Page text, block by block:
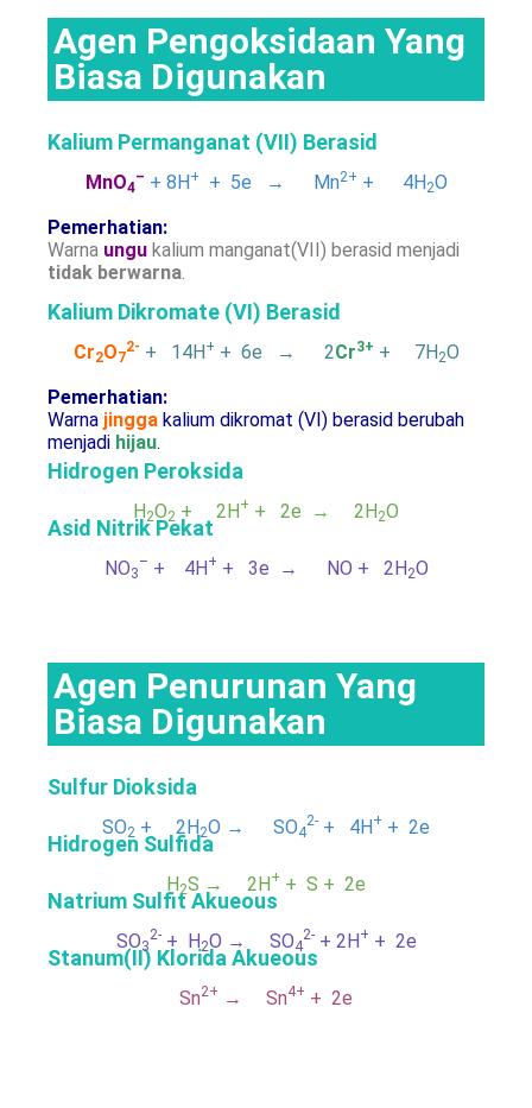
Agen Pengoksidaan Yang
Biasa Digunakan
Kalium Permanganat (VII) Berasid
MnO4
– + 8H+ + 5e → Mn2+ + 4H2O
Pemerhatian:
Warna ungu kalium manganat(VII) berasid menjadi
tidak berwarna.
Kalium Dikromate (VI) Berasid
Cr2O7
2- + 14H+ + 6e → 2Cr3+ + 7H2O
Pemerhatian:
Warna jingga kalium dikromat (VI) berasid berubah
menjadi hijau.
Hidrogen Peroksida
H2O2 + 2H+ + 2e → 2H2O
Asid Nitrik Pekat
NO3
– + 4H+ + 3e → NO + 2H2O
Agen Penurunan Yang
Biasa Digunakan
Sulfur Dioksida
SO2 + 2H2O → SO4
2- + 4H+ + 2e
Hidrogen Sulfida
H2S → 2H+ + S + 2e
Natrium Sulfit Akueous
SO3
2-+ H2O → SO4
2-+ 2H+ + 2e
Stanum(II) Klorida Akueous
Sn2+ → Sn4+ + 2e